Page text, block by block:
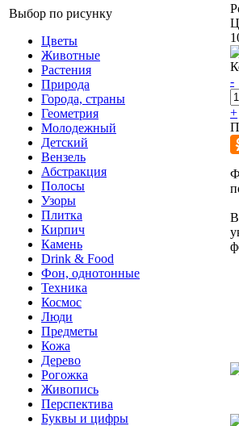
Выбор по рисунку
Цветы
Животные
Растения
Природа
Города, страны
Геометрия
Молодежный
Детский
Вензель
Абстракция
Полосы
Узоры
Плитка
Кирпич
Камень
Drink & Food
Фон, однотонные
Техника
Космос
Люди
Предметы
Кожа
Дерево
Рогожка
Живопись
Перспектива
Буквы и цифры
-
+
В